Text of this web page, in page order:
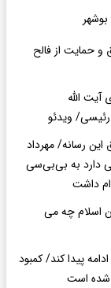
و حمایت از فالح
آیت الله
ویدئو
رسانه/ مهرداد
دارد به بی‌بی‌سی
اسلام چه می
پیدا کند/ کمبود
شده است